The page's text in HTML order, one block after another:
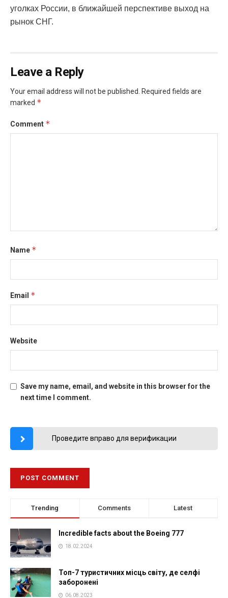
уголках России, в ближайшей перспективе выход на
рынок СНГ.
Leave a Reply
Your email address will not be published.
Required fields are
marked *
Comment *
Name *
Email *
Website
Save my name, email, and website in this browser for the
next time I comment.
Проведите вправо для верификации
Trending Comments Latest
Incredible facts about the Boeing 777
18.02.2024
Топ-7 туристичних місць світу, де селфі
заборонені
06.08.2023